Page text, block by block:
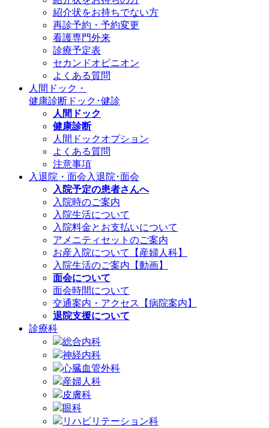
紹介状をお持ちでない方
再診予約・予約変更
看護専門外来
診療予定表
セカンドオピニオン
よくある質問
人間ドック・
健康診断 ドック･健診
人間ドック
健康診断
人間ドックオプション
よくある質問
注意事項
入退院・面会 入退院･面会
入院予定の患者さんへ
入院時のご案内
入院生活について
入院料金とお支払いについて
アメニティセットのご案内
お産入院について【産婦人科】
入院生活のご案内【動画】
面会について
面会時間について
交通案内・アクセス【病院案内】
退院支援について
診療科
総合内科
神経内科
心臓血管外科
産婦人科
皮膚科
眼科
リハビリテーション科